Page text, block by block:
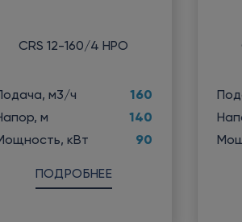
CRS 12-160/4 НРО
м3/ч
160
м
140
кВт
90
ПОДРОБНЕЕ